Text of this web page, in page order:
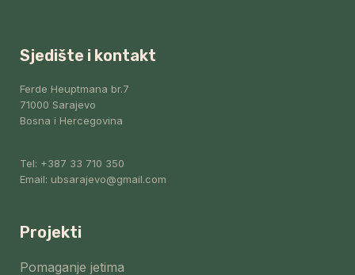
Sjedište i kontakt
Ferde Heuptmana br.7
71000 Sarajevo
Bosna i Hercegovina
Tel: +387 33 710 350
Email: ubsarajevo@gmail.com
Projekti
Pomaganje jetima